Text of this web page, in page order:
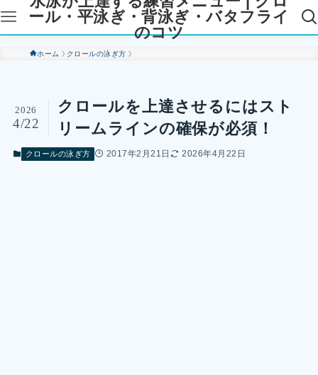
ール・平泳ぎ・背泳ぎ・バタフライ
のコツ
ホーム クロールの泳ぎ方
クロールを上達させるにはスト
リームラインの確保が必須！
2026
4/22
クロールの泳ぎ方 2017年2月21日 2026年4月22日